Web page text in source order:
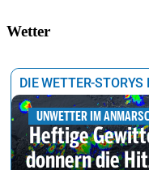
Wetter